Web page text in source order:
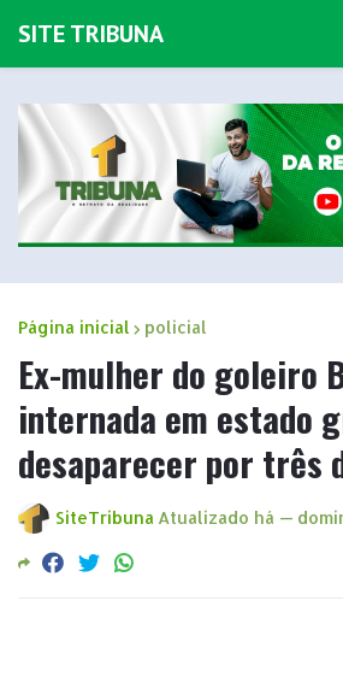
SITE TRIBUNA
Página inicial policial
Ex-mulher do goleiro
internada em estado
desaparecer por três
SiteTribuna Atualizado há —